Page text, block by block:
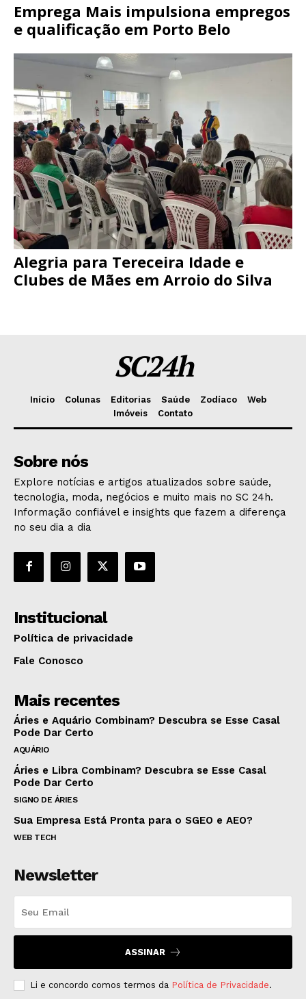
Emprega Mais impulsiona empregos
e qualificação em Porto Belo
Alegria para Tereceira Idade e
Clubes de Mães em Arroio do Silva
SC24h
Início Colunas Editorias Saúde Zodíaco
Web
Imóveis
Contato
Sobre nós
Explore notícias e artigos atualizados sobre saúde,
tecnologia, moda, negócios e muito mais no SC 24h.
Informação confiável e insights que fazem a diferença
no seu dia a dia
Institucional
Política de privacidade
Fale Conosco
Mais recentes
Áries e Aquário Combinam? Descubra se Esse Casal
Pode Dar Certo
AQUÁRIO
Áries e Libra Combinam? Descubra se Esse Casal
Pode Dar Certo
SIGNO DE ÁRIES
Sua Empresa Está Pronta para o SGEO e AEO?
WEB TECH
Newsletter
ASSINAR
Li e concordo comos termos da Política de Privacidade.